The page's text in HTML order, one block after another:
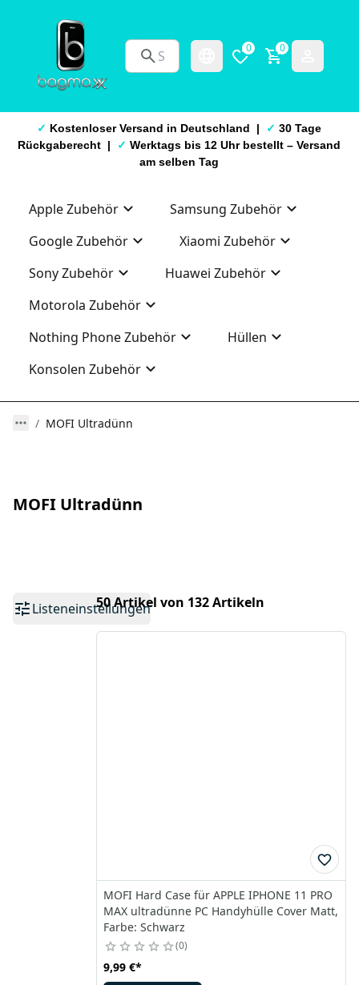
0 0
✓ Kostenloser Versand in Deutschland | ✓ 30 Tage
Rückgaberecht | ✓ Werktags bis 12 Uhr bestellt – Versand
am selben Tag
Apple Zubehör
Samsung Zubehör
Google Zubehör
Xiaomi Zubehör
Sony Zubehör
Huawei Zubehör
Motorola Zubehör
Nothing Phone Zubehör
Hüllen
Konsolen Zubehör
MOFI Ultradünn
MOFI Ultradünn
Listeneinstellungen50 Artikel von 132 Artikeln
MOFI Hard Case für APPLE IPHONE 11 PRO
MAX ultradünne PC Handyhülle Cover Matt,
Farbe: Schwarz
0
9,99 €*